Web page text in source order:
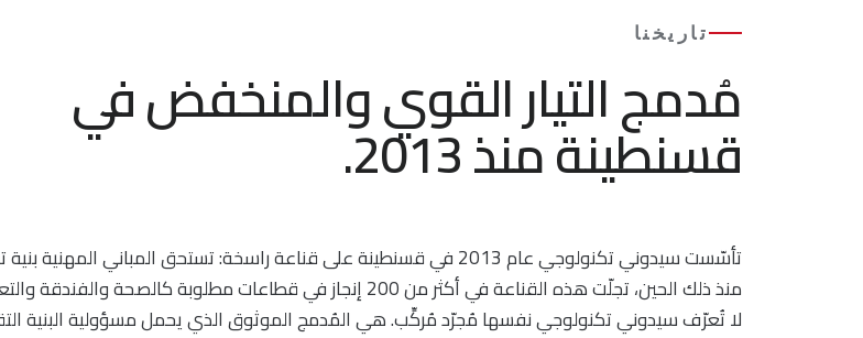
تاريخنا
مُدمج التيار القوي والمنخفض في
قسنطينة منذ 2013.
تأسّست سيدوني تكنولوجي عام 2013 في قسنطينة على قناعة راسخة: تستحق المباني المهنية بنية تقنية مُصمَّمة في شموليتها، تعمل كمنظومة متكاملة.
منذ ذلك الحين، تجلّت هذه القناعة في أكثر من 200 إنجاز في قطاعات مطلوبة كالصحة والفندقة والتعليم والمؤسسات العامة ومقرات الشركات.
لا تُعرّف سيدوني تكنولوجي نفسها مُجرّد مُركِّب. هي المُدمج الموثوق الذي يحمل مسؤولية البنية